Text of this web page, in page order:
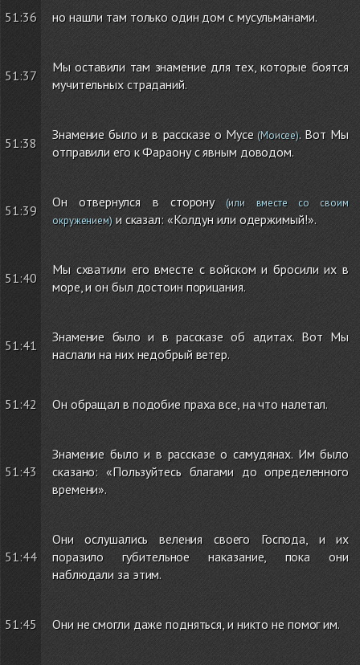
51:36 но нашли там только один дом с мусульманами.
51:37
Мы оставили там знамение для тех, которые боятся
мучительных страданий.
51:38
Знамение было и в рассказе о Мусе(Моисее). Вот Мы
отправили его к Фараону с явным доводом.
51:39
Он отвернулся в сторону(или вместе со своим
окружением)и сказал: «Колдун или одержимый!».
51:40
Мы схватили его вместе с войском и бросили их в
море, и он был достоин порицания.
51:41
Знамение было и в рассказе об адитах. Вот Мы
наслали на них недобрый ветер.
51:42 Он обращал в подобие праха все, на что налетал.
51:43
Знамение было и в рассказе о самудянах. Им было
сказано: «Пользуйтесь благами до определенного
времени».
51:44
Они ослушались веления своего Господа, и их
поразило губительное наказание, пока они
наблюдали за этим.
51:45 Они не смогли даже подняться, и никто не помог им.